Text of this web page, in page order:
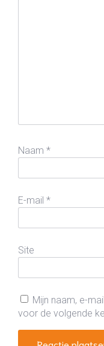
Naam *
E-mail *
Site
Mijn naam, e-
voor de volgende